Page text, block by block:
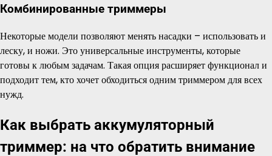
Комбинированные триммеры
Некоторые модели позволяют менять насадки – использовать и
леску, и ножи. Это универсальные инструменты, которые
готовы к любым задачам. Такая опция расширяет функционал и
подходит тем, кто хочет обходиться одним триммером для всех
нужд.
Как выбрать аккумуляторный
триммер: на что обратить внимание